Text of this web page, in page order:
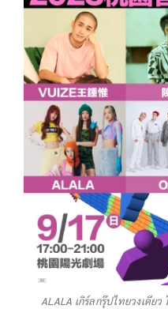
ALALA เกิร์ลกรุ๊ปไทยวงเดีย